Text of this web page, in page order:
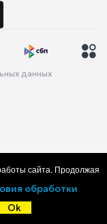
данных
сайта. Продолжая
обработки
Ok